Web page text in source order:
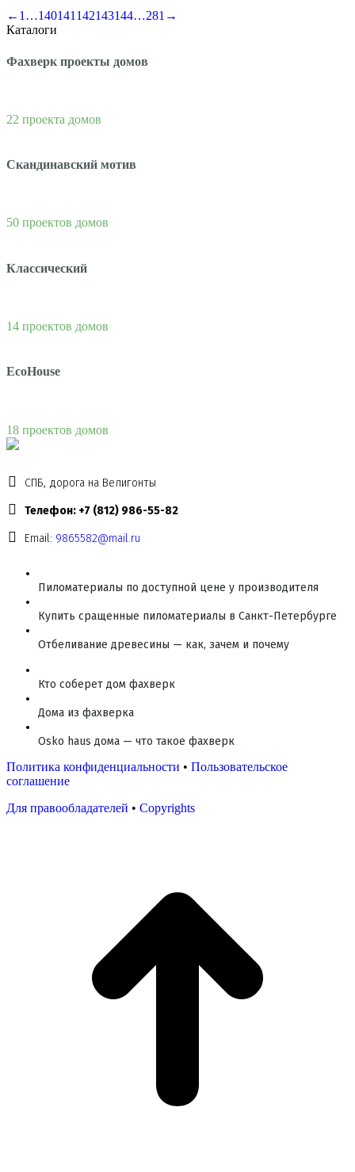
← 1 …140141 142143144…281 →
Каталоги
Фахверк проекты домов
22 проекта домов
Скандинавский мотив
50 проектов домов
Классический
14 проектов домов
EcoHouse
18 проектов домов
СПБ, дорога на Велигонты
Телефон: +7 (812) 986-55-82
Email: 9865582@mail.ru
Пиломатериалы по доступной цене у производителя
Купить сращенные пиломатериалы в Санкт-Петербурге
Отбеливание древесины — как, зачем и почему
Кто соберет дом фахверк
Дома из фахверка
Osko haus дома — что такое фахверк
Политика конфиденциальности • Пользовательское
соглашение
Для правообладателей • Copyrights